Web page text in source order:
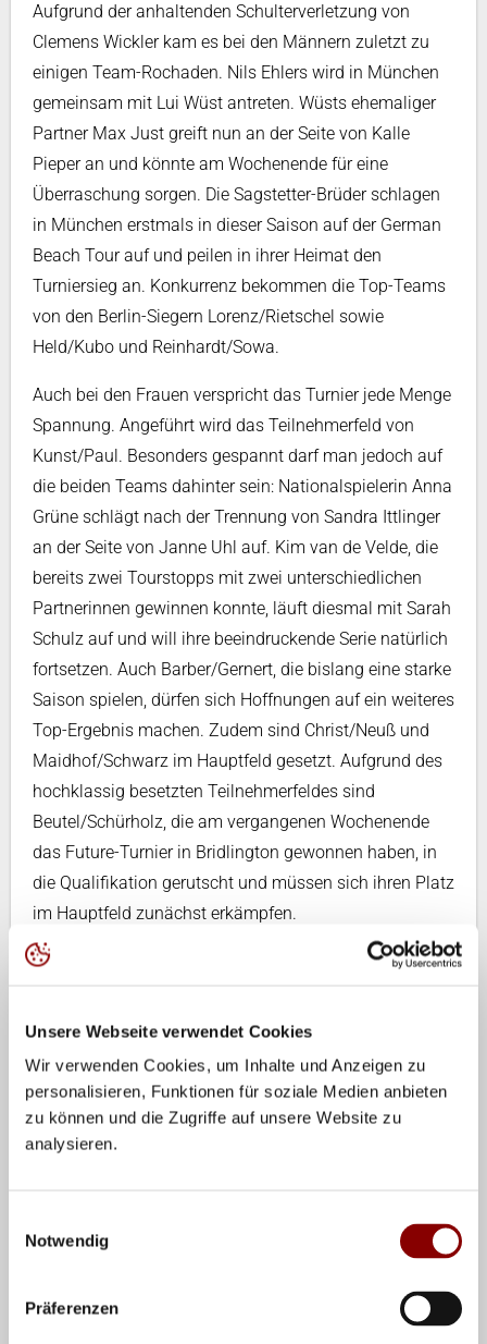
Unsere Webseite verwendet Cookies
Wir verwenden Cookies, um Inhalte und Anzeigen zu
personalisieren, Funktionen für soziale Medien anbieten
zu können und die Zugriffe auf unsere Website zu
analysieren.
Notwendig
Präferenzen
Aufgrund der anhaltenden Schulterverletzung von
Clemens Wickler kam es bei den Männern zuletzt zu
einigen Team-Rochaden. Nils Ehlers wird in München
gemeinsam mit Lui Wüst antreten. Wüsts ehemaliger
Partner Max Just greift nun an der Seite von Kalle
Pieper an und könnte am Wochenende für eine
Überraschung sorgen. Die Sagstetter-Brüder schlagen
in München erstmals in dieser Saison auf der German
Beach Tour auf und peilen in ihrer Heimat den
Turniersieg an. Konkurrenz bekommen die Top-Teams
von den Berlin-Siegern Lorenz/Rietschel sowie
Held/Kubo und Reinhardt/Sowa.
Auch bei den Frauen verspricht das Turnier jede Menge
Spannung. Angeführt wird das Teilnehmerfeld von
Kunst/Paul. Besonders gespannt darf man jedoch auf
die beiden Teams dahinter sein: Nationalspielerin Anna
Grüne schlägt nach der Trennung von Sandra Ittlinger
an der Seite von Janne Uhl auf. Kim van de Velde, die
bereits zwei Tourstopps mit zwei unterschiedlichen
Partnerinnen gewinnen konnte, läuft diesmal mit Sarah
Schulz auf und will ihre beeindruckende Serie natürlich
fortsetzen. Auch Barber/Gernert, die bislang eine starke
Saison spielen, dürfen sich Hoffnungen auf ein weiteres
Top-Ergebnis machen. Zudem sind Christ/Neuß und
Maidhof/Schwarz im Hauptfeld gesetzt. Aufgrund des
hochklassig besetzten Teilnehmerfeldes sind
Beutel/Schürholz, die am vergangenen Wochenende
das Future-Turnier in Bridlington gewonnen haben, in
die Qualifikation gerutscht und müssen sich ihren Platz
im Hauptfeld zunächst erkämpfen.
Die Fans können sich auf der Beachanlage im
Beach-Volleyball, spektakuläre Ballwechsel, enge
German Beach Tour inklusive Flutlichtspielen freuen.
Los geht es am Donnerstag (2. Juli) um 13.30 Uhr mit
der Qualifikation im Single-Elimination-Format. Die
ausgetragen. Am Sonntag (5. Juli) werden ab 15.30
Uhr die Siegerinnen des ersten Münchner Tourstopps
ermittelt. Das Finale der Männer folgt um 16.30 Uhr.